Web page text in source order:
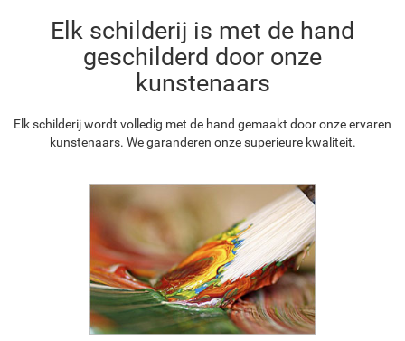
Elk schilderij is met de hand
geschilderd door onze
kunstenaars
Elk schilderij wordt volledig met de hand gemaakt door onze ervaren
kunstenaars. We garanderen onze superieure kwaliteit.